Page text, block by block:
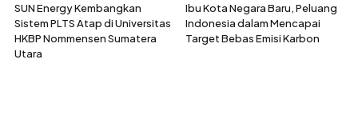
SUN Energy Kembangkan
Sistem PLTS Atap di Universitas
HKBP Nommensen Sumatera
Utara
Ibu Kota Negara Baru, Peluang
Indonesia dalam Mencapai
Target Bebas Emisi Karbon